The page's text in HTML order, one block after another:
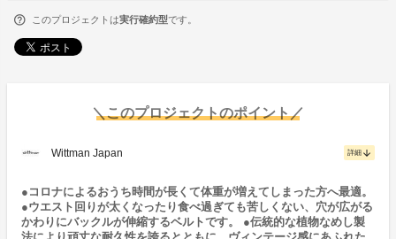
このプロジェクトは実行確約型です。
＼このプロジェクトのポイント／
Wittman Japan 詳細 arrow_downward
●コロナによるおうち時間が長くて体重が増えてしまった方へ最適。
●ウエスト回りが太くなったり食べ過ぎても苦しくない、穴が広がる
かわりにバックルが伸縮するベルトです。 ●伝統的な植物なめし製